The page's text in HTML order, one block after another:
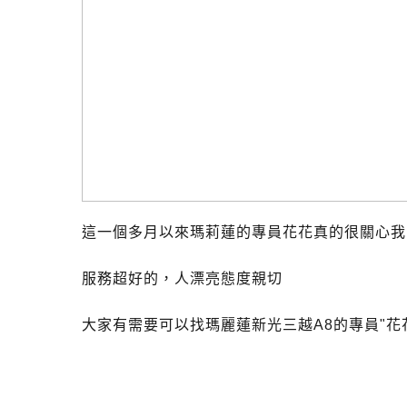
這一個多月以來瑪莉蓮的專員花花真的很關心我
服務超好的，人漂亮態度親切
大家有需要可以找瑪麗蓮新光三越A8的專員"花